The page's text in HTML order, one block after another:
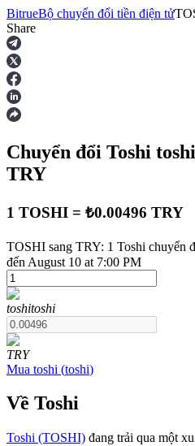
Hợp đồng tương lai
USDT Futures
Futures sử dụng USDT làm tài
COIN-M Futures
BitrueBộ chuyển đổi tiền điện tử
Share
Chuyển đổi Toshi toshi
TRY
1 TOSHI = ₺0.00496 TRY
TOSHI sang TRY: 1 Toshi chuyển
đến August 10 at 7:00 PM
toshitoshi
TRY
Mua toshi (toshi)
Về Toshi
Toshi (TOSHI) đang trải qua một